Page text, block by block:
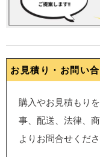
お見積り・お問い
購入やお見積もり
事、配送、法律、
よりお問合せくださ